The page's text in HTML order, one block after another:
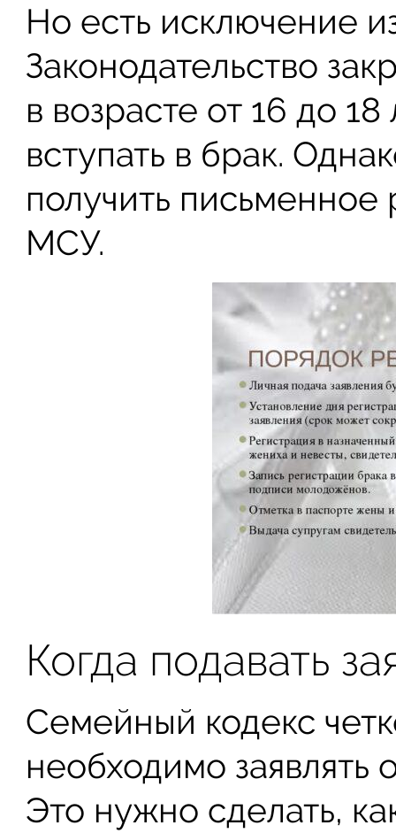
Но есть исключение
Законодательство
в возрасте от 16 до
вступать в брак.
получить
МСУ.
Когда подавать
Семейный кодекс
необходимо заявлять
Это нужно сделать,